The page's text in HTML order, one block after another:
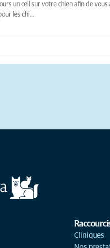
un œil sur votre chien afin de
les chi…
Cliniques